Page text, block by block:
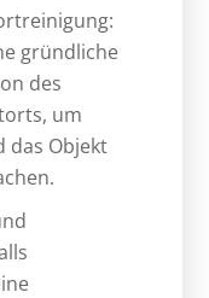
gründliche
des
um
das Objekt